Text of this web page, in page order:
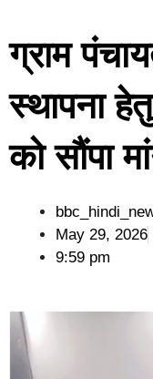
ग्राम
स्थापना
को सौंपा
May 29, 2026
9:59 pm